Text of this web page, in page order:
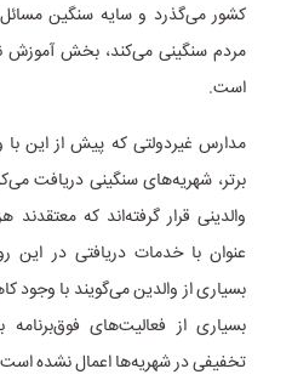
کشور می‌گذرد و سایه سنگین
مردم سنگینی می‌کند، بخش آموزش
است.
مدارس غیردولتی که پیش از این
برتر، شهریه‌های سنگینی دریافت
والدینی قرار گرفته‌اند که
عنوان با خدمات دریافتی در این
بسیاری از والدین می‌گویند با
بسیاری از فعالیت‌های
تخفیفی در شهریه‌ها اعمال نشده